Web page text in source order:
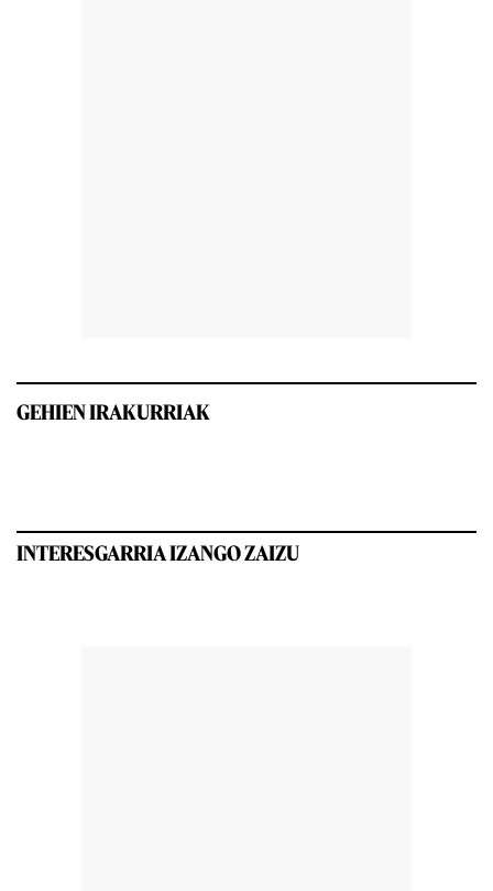
GEHIEN IRAKURRIAK
INTERESGARRIA IZANGO ZAIZU